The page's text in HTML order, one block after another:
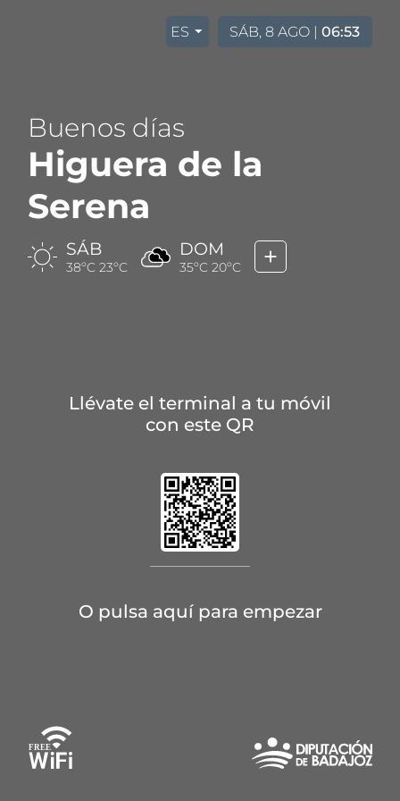
SÁB, 8 AGO |06:53
Buenos días
Higuera de la
Serena
SÁB
38ºC 23ºC
DOM
35ºC 20ºC
add
Llévate el terminal a tu móvil
con este QR
O pulsa aquí para empezar
ES arrow_drop_down